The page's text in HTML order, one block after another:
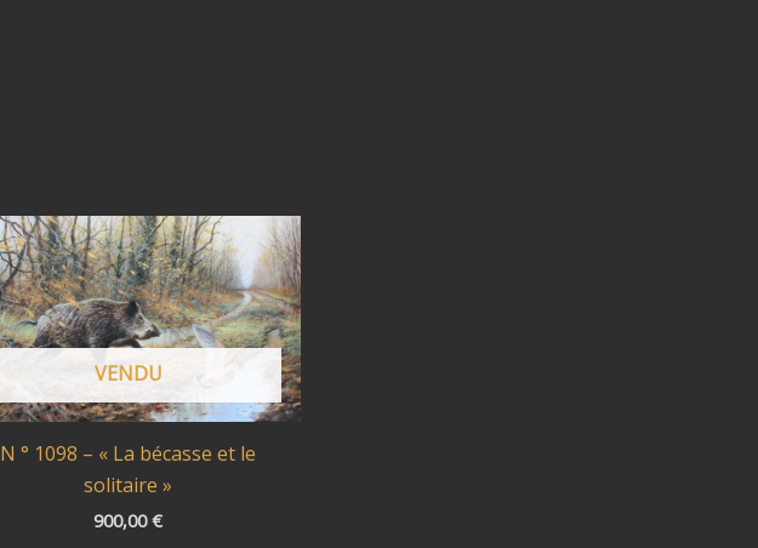
VENDU
N ° 1098 – « La bécasse et le
solitaire »
900,00€